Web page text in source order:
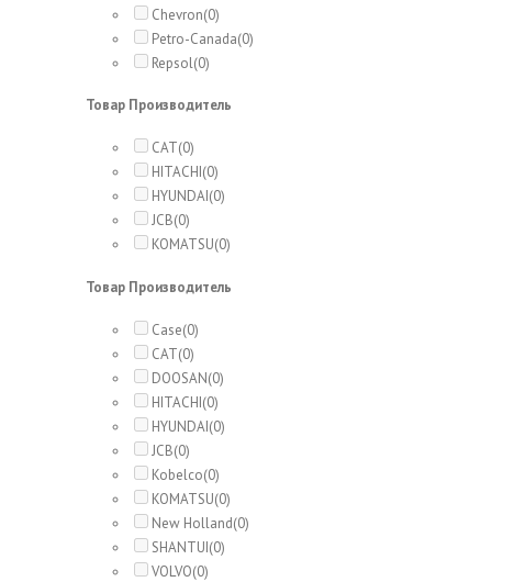
Chevron(0)
Petro-Canada(0)
Repsol(0)
Товар Производитель
CAT(0)
HITACHI(0)
HYUNDAI(0)
JCB(0)
KOMATSU(0)
Товар Производитель
Case(0)
CAT(0)
DOOSAN(0)
HITACHI(0)
HYUNDAI(0)
JCB(0)
Kobelco(0)
KOMATSU(0)
New Holland(0)
SHANTUI(0)
VOLVO(0)